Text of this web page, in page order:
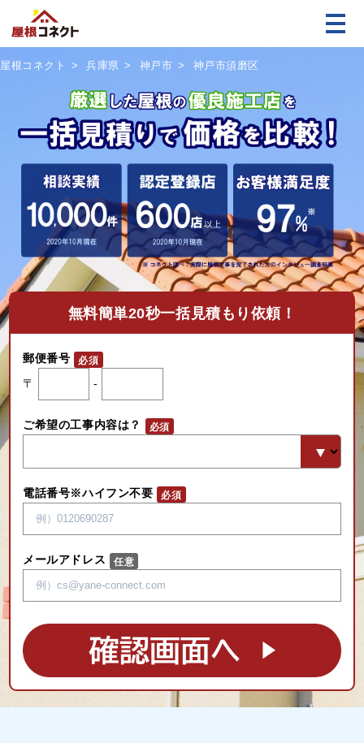
屋根コネクト 兵庫県 神戸市 神戸市須磨区
無料簡単20秒一括見積もり依頼！
郵便番号
〒
-
ご希望の工事内容は？
電話番号※ハイフン不要
メールアドレス